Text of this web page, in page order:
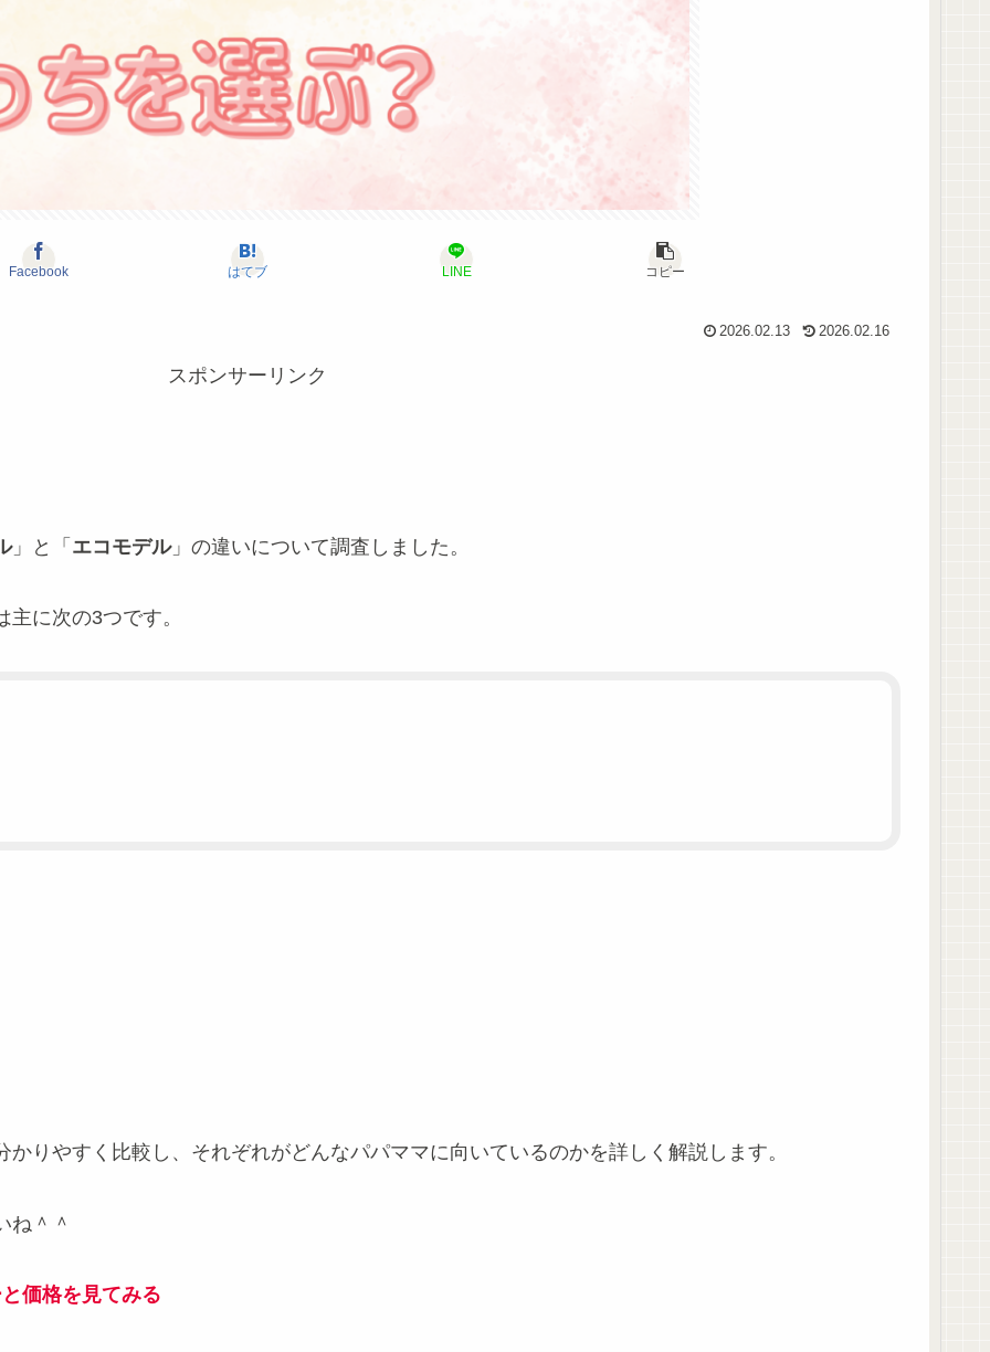
Facebook はてブ LINE コピー
2026.02.13 2026.02.16
スポンサーリンク
」と「 エコモデル」の違いについて調査しました。
に次の3つです。
りやすく比較し、それぞれがどんなパパママに向いているのかを詳しく解説します。
ね＾＾
価格を見てみる